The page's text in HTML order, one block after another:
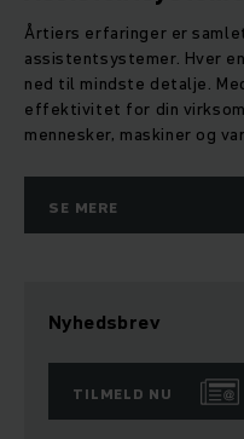
Årtiers erfaringer er
assistentsystemer. Hver
ned til mindste detalje.
effektivitet for din
mennesker, maskiner og
SE MERE
Nyhedsbrev
TILMELD NU